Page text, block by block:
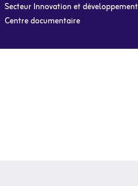
Secteur Innovation et développement
Centre documentaire